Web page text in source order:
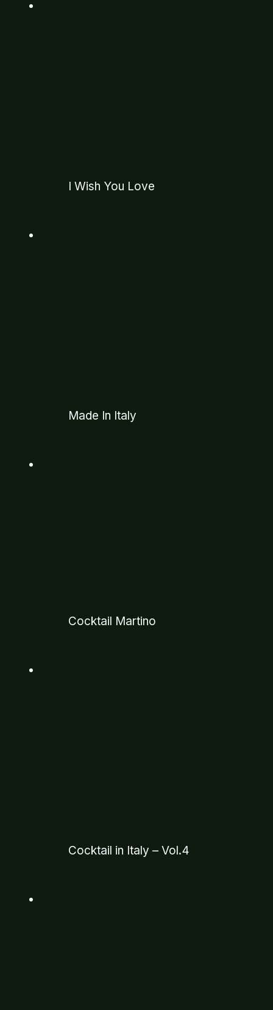
I Wish You Love
Made In Italy
Cocktail Martino
Cocktail in Italy – Vol.4